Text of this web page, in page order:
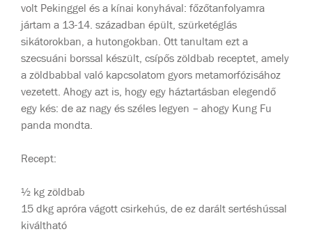
volt Pekinggel és a kínai konyhával: főzőtanfolyamra
jártam a 13-14. században épült, szürketéglás
sikátorokban, a hutongokban. Ott tanultam ezt a
szecsuáni borssal készült, csípős zöldbab receptet, amely
a zöldbabbal való kapcsolatom gyors metamorfózisához
vezetett. Ahogy azt is, hogy egy háztartásban elegendő
egy kés: de az nagy és széles legyen – ahogy Kung Fu
panda mondta.
Recept:
½ kg zöldbab
15 dkg apróra vágott csirkehús, de ez darált sertéshússal
kiváltható